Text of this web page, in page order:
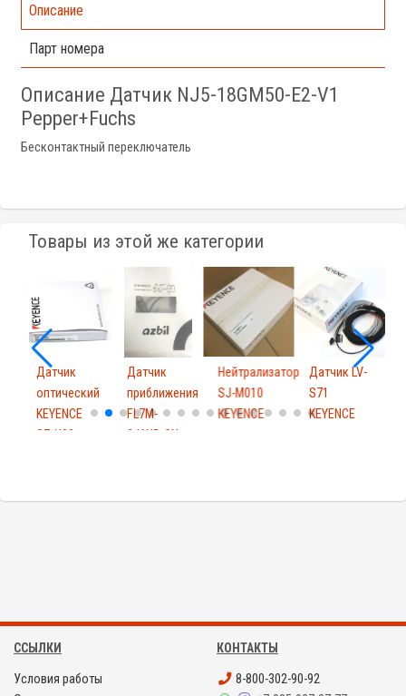
Описание
Парт номера
Описание Датчик NJ5-18GM50-E2-V1
Pepper+Fuchs
Бесконтактный переключатель
Товары из этой же категории
Датчик
оптический
KEYENCE
CZ-H32
Датчик
приближения
FL7M-
2J6HD-CN
Нейтрализатор
SJ-M010
KEYENCE
Датчик LV-
S71
KEYENCE
ССЫЛКИ
Условия работы
КОНТАКТЫ
8-800-302-90-92